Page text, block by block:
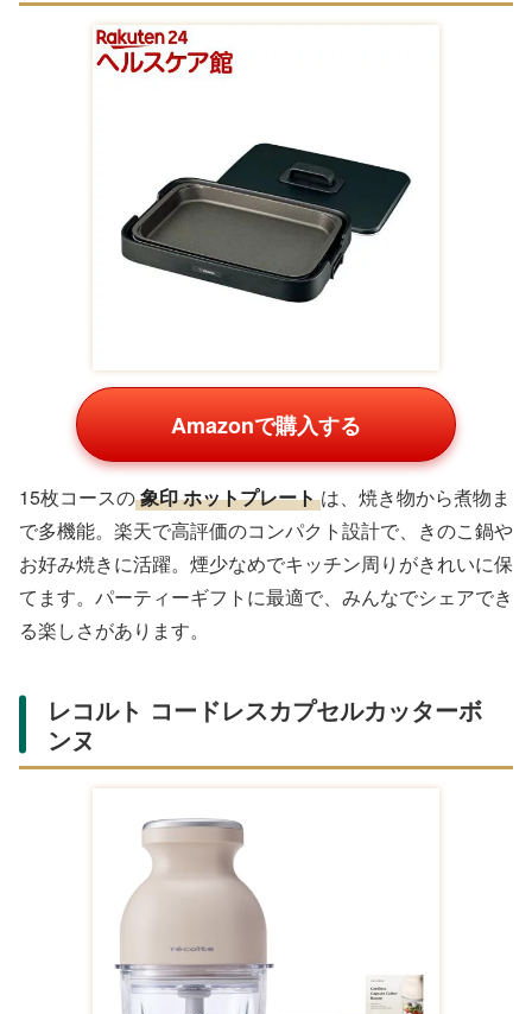
Amazonで購入する
15枚コースの象印 ホットプレート は、焼き物から煮物ま
で多機能。楽天で高評価のコンパクト設計で、きのこ鍋や
お好み焼きに活躍。煙少なめでキッチン周りがきれいに保
てます。パーティーギフトに最適で、みんなでシェアでき
る楽しさがあります。
レコルト コードレスカプセルカッターボ
ンヌ